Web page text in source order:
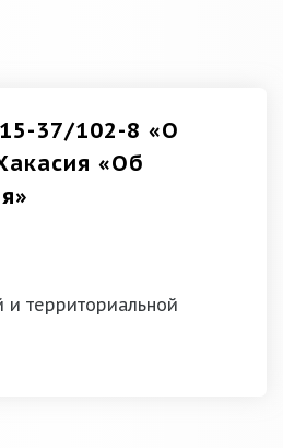
37/102-8 «О
«Об
территориальной